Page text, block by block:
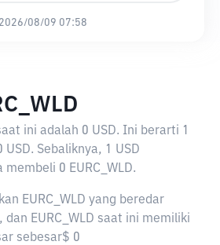
2026/08/09 07:58
ini adalah 0 USD. Ini berarti 1
USD. Sebaliknya, 1 USD
0 EURC_WLD.
EURC_WLD yang beredar
dan EURC_WLD saat ini memiliki
sebesar$ 0